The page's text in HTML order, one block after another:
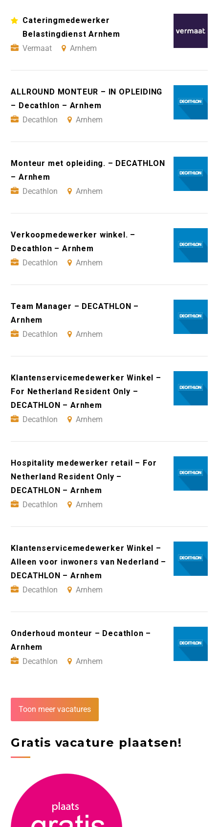
Cateringmedewerker
Belastingdienst Arnhem
Vermaat
Arnhem
ALLROUND MONTEUR – IN OPLEIDING
– Decathlon – Arnhem
Decathlon
Arnhem
Monteur met opleiding. – DECATHLON
– Arnhem
Decathlon
Arnhem
Verkoopmedewerker winkel. –
Decathlon – Arnhem
Decathlon
Arnhem
Team Manager – DECATHLON –
Arnhem
Decathlon
Arnhem
Klantenservicemedewerker Winkel –
For Netherland Resident Only –
DECATHLON – Arnhem
Decathlon
Arnhem
Hospitality medewerker retail – For
Netherland Resident Only –
DECATHLON – Arnhem
Decathlon
Arnhem
Klantenservicemedewerker Winkel –
Alleen voor inwoners van Nederland –
DECATHLON – Arnhem
Decathlon
Arnhem
Onderhoud monteur – Decathlon –
Arnhem
Decathlon
Arnhem
Toon meer vacatures
Gratis vacature plaatsen!